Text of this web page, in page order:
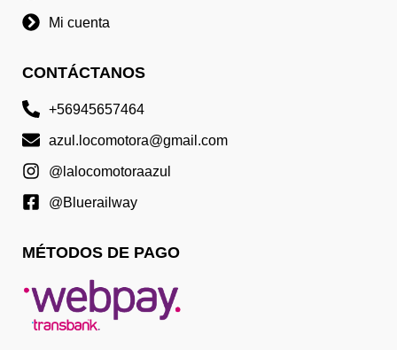
Mi cuenta
CONTÁCTANOS
+56945657464
azul.locomotora@gmail.com
@lalocomotoraazul
@Bluerailway
MÉTODOS DE PAGO